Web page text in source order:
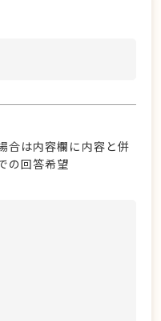
合は内容欄に内容と併
の回答希望